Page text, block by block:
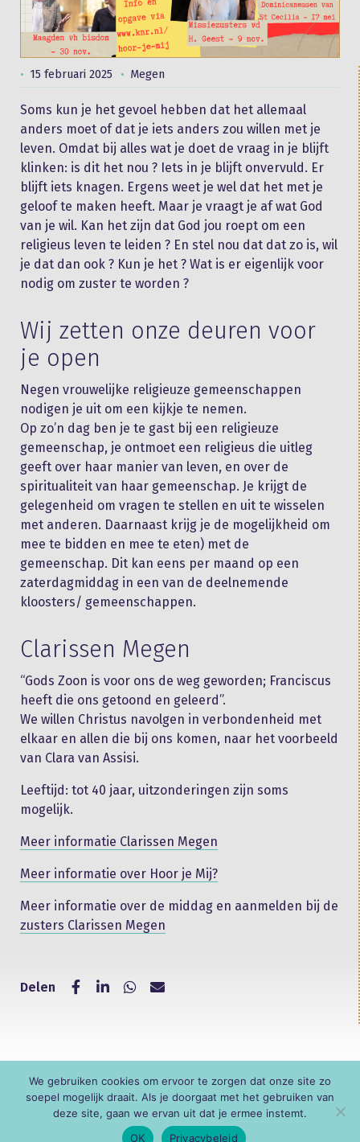
15 februari 2025 Megen
Soms kun je het gevoel hebben dat het allemaal
anders moet of dat je iets anders zou willen met je
leven. Omdat bij alles wat je doet de vraag in je blijft
klinken: is dit het nou ? Iets in je blijft onvervuld. Er
blijft iets knagen. Ergens weet je wel dat het met je
geloof te maken heeft. Maar je vraagt je af wat God
van je wil. Kan het zijn dat God jou roept om een
religieus leven te leiden ? En stel nou dat dat zo is, wil
je dat dan ook ? Kun je het ? Wat is er eigenlijk voor
nodig om zuster te worden ?
Wij zetten onze deuren voor
je open
Negen vrouwelijke religieuze gemeenschappen
nodigen je uit om een kijkje te nemen.
Op zo’n dag ben je te gast bij een religieuze
gemeenschap, je ontmoet een religieus die uitleg
geeft over haar manier van leven, en over de
spiritualiteit van haar gemeenschap. Je krijgt de
gelegenheid om vragen te stellen en uit te wisselen
met anderen. Daarnaast krijg je de mogelijkheid om
mee te bidden en mee te eten) met de
gemeenschap. Dit kan eens per maand op een
zaterdagmiddag in een van de deelnemende
kloosters/ gemeenschappen.
Clarissen Megen
“Gods Zoon is voor ons de weg geworden; Franciscus
heeft die ons getoond en geleerd”.
We willen Christus navolgen in verbondenheid met
elkaar en allen die bij ons komen, naar het voorbeeld
van Clara van Assisi.
Leeftijd: tot 40 jaar, uitzonderingen zijn soms
mogelijk.
Meer informatie Clarissen Megen
Meer informatie over Hoor je Mij?
Meer informatie over de middag en aanmelden bij de
zusters Clarissen Megen
Delen
© KNR
We gebruiken cookies om ervoor te zorgen dat onze site zo
soepel mogelijk draait. Als je doorgaat met het gebruiken van
deze site, gaan we ervan uit dat je ermee instemt.
OK
Privacybeleid